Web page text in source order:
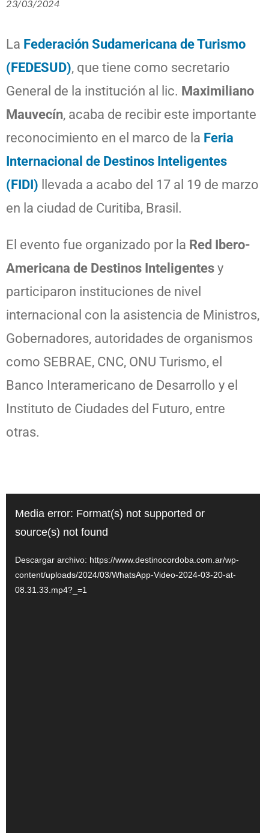
23/03/2024
La Federación Sudamericana de Turismo
(FEDESUD), que tiene como secretario
General de la institución al lic. Maximiliano
Mauvecín, acaba de recibir este importante
reconocimiento en el marco de la Feria
Internacional de Destinos Inteligentes
(FIDI) llevada a acabo del 17 al 19 de marzo
en la ciudad de Curitiba, Brasil.
El evento fue organizado por la Red Ibero-
Americana de Destinos Inteligentes y
participaron instituciones de nivel
internacional con la asistencia de Ministros,
Gobernadores, autoridades de organismos
como SEBRAE, CNC, ONU Turismo, el
Banco Interamericano de Desarrollo y el
Instituto de Ciudades del Futuro, entre
otras.
de
Media error: Format(s) not supported or
source(s) not found
Descargar archivo: https://www.destinocordoba.com.ar/wp-
content/uploads/2024/03/WhatsApp-Video-2024-03-20-at-
08.31.33.mp4?_=1